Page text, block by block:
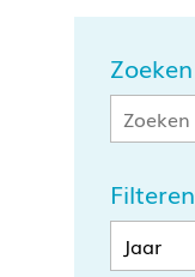
Zoeken
Filteren